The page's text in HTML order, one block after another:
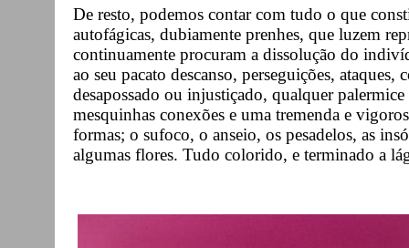
De resto, podemos contar com tudo o que
autofágicas, dubiamente prenhes, que luzem
continuamente procuram a dissolução do
ao seu pacato descanso, perseguições,
desapossado ou injustiçado, qualquer
mesquinhas conexões e uma tremenda e
formas; o sufoco, o anseio, os pesadelos, as
algumas flores. Tudo colorido, e terminado a